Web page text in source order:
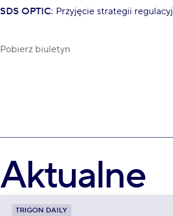
SDS OPTIC: Przyjęcie strategii
Pobierz biuletyn
Aktualne
TRIGON DAILY